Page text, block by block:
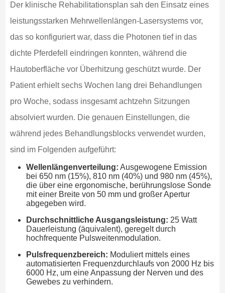
Der klinische Rehabilitationsplan sah den Einsatz eines
leistungsstarken Mehrwellenlängen-Lasersystems vor,
das so konfiguriert war, dass die Photonen tief in das
dichte Pferdefell eindringen konnten, während die
Hautoberfläche vor Überhitzung geschützt wurde. Der
Patient erhielt sechs Wochen lang drei Behandlungen
pro Woche, sodass insgesamt achtzehn Sitzungen
absolviert wurden. Die genauen Einstellungen, die
während jedes Behandlungsblocks verwendet wurden,
sind im Folgenden aufgeführt:
Wellenlängenverteilung: Ausgewogene Emission
bei 650 nm (15%), 810 nm (40%) und 980 nm (45%),
die über eine ergonomische, berührungslose Sonde
mit einer Breite von 50 mm und großer Apertur
abgegeben wird.
Durchschnittliche Ausgangsleistung: 25 Watt
Dauerleistung (äquivalent), geregelt durch
hochfrequente Pulsweitenmodulation.
Pulsfrequenzbereich: Moduliert mittels eines
automatisierten Frequenzdurchlaufs von 2000 Hz bis
6000 Hz, um eine Anpassung der Nerven und des
Gewebes zu verhindern.